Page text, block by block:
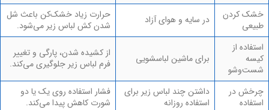
خشک کردن
طبیعی
در سایه و هوای آزاد
حرارت زیاد خشک‌کن باعث شل
شدن کش لباس زیر می‌شود.
استفاده از
کیسه
شست‌وشو
برای ماشین لباسشویی
از کشیده شدن، پارگی و تغییر
فرم لباس زیر جلوگیری می‌کند.
چرخش در
استفاده
داشتن چند لباس زیر برای
استفاده روزانه
فشار استفاده روی یک یا دو
شورت کاهش پیدا می‌کند.